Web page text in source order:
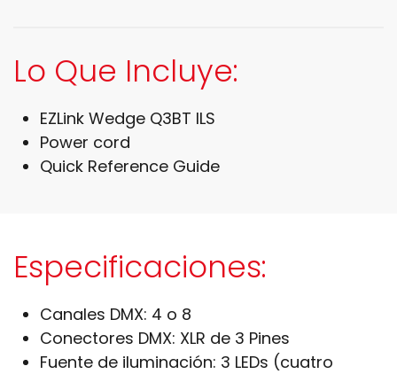
Lo Que Incluye:
EZLink Wedge Q3BT ILS
Power cord
Quick Reference Guide
Especificaciones:
Canales DMX: 4 o 8
Conectores DMX: XLR de 3 Pines
Fuente de iluminación: 3 LEDs (cuatro